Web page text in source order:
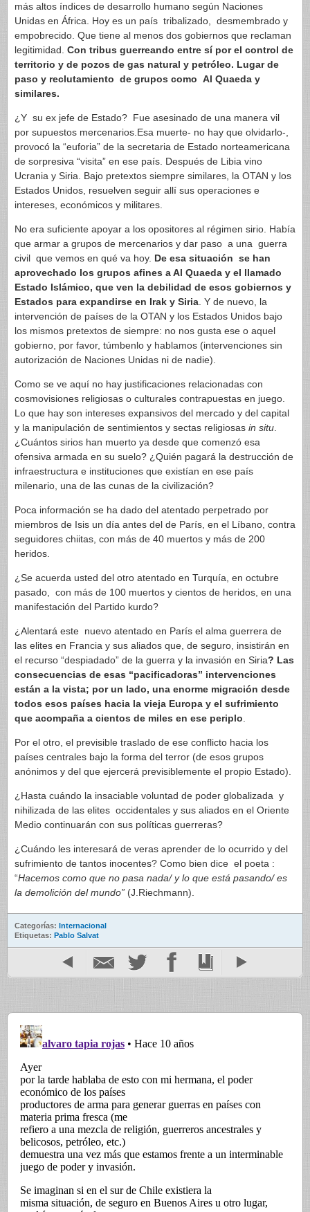
más altos índices de desarrollo humano según Naciones
Unidas en África. Hoy es un país tribalizado, desmembrado y
empobrecido. Que tiene al menos dos gobiernos que reclaman
legitimidad. Con tribus guerreando entre sí por el control de
territorio y de pozos de gas natural y petróleo. Lugar de
paso y reclutamiento de grupos como Al Quaeda y
similares.
¿Y su ex jefe de Estado? Fue asesinado de una manera vil
por supuestos mercenarios.Esa muerte- no hay que olvidarlo-,
provocó la “euforia” de la secretaria de Estado norteamericana
de sorpresiva “visita” en ese país. Después de Libia vino
Ucrania y Siria. Bajo pretextos siempre similares, la OTAN y los
Estados Unidos, resuelven seguir allí sus operaciones e
intereses, económicos y militares.
No era suficiente apoyar a los opositores al régimen sirio. Había
que armar a grupos de mercenarios y dar paso a una guerra
civil que vemos en qué va hoy. De esa situación se han
aprovechado los grupos afines a Al Quaeda y el llamado
Estado Islámico, que ven la debilidad de esos gobiernos y
Estados para expandirse en Irak y Siria . Y de nuevo, la
intervención de países de la OTAN y los Estados Unidos bajo
los mismos pretextos de siempre: no nos gusta ese o aquel
gobierno, por favor, túmbenlo y hablamos (intervenciones sin
autorización de Naciones Unidas ni de nadie).
Como se ve aquí no hay justificaciones relacionadas con
cosmovisiones religiosas o culturales contrapuestas en juego.
Lo que hay son intereses expansivos del mercado y del capital
y la manipulación de sentimientos y sectas religiosas in situ
¿Cuántos sirios han muerto ya desde que comenzó esa
ofensiva armada en su suelo? ¿Quién pagará la destrucción de
infraestructura e instituciones que existían en ese país
milenario, una de las cunas de la civilización?
Poca información se ha dado del atentado perpetrado por
miembros de Isis un día antes del de París, en el Líbano, contra
seguidores chiitas, con más de 40 muertos y más de 200
heridos.
¿Se acuerda usted del otro atentado en Turquía, en octubre
pasado, con más de 100 muertos y cientos de heridos, en una
manifestación del Partido kurdo?
¿Alentará este nuevo atentado en París el alma guerrera de
las elites en Francia y sus aliados que, de seguro, insistirán en
el recurso “despiadado” de la guerra y la invasión en Siria? Las
consecuencias de esas “pacificadoras” intervenciones
están a la vista; por un lado, una enorme migración desde
todos esos países hacia la vieja Europa y el sufrimiento
que acompaña a cientos de miles en ese periplo
Por el otro, el previsible traslado de ese conflicto hacia los
países centrales bajo la forma del terror (de esos grupos
anónimos y del que ejercerá previsiblemente el propio Estado).
¿Hasta cuándo la insaciable voluntad de poder globalizada y
nihilizada de las elites occidentales y sus aliados en el Oriente
Medio continuarán con sus políticas guerreras?
¿Cuándo les interesará de veras aprender de lo ocurrido y del
sufrimiento de tantos inocentes? Como bien dice el poeta :
“Hacemos como que no pasa nada/ y lo que está pasando/ es
la demolición del mundo” (J.Riechmann).
Categorías: Internacional
Etiquetas: Pablo Salvat